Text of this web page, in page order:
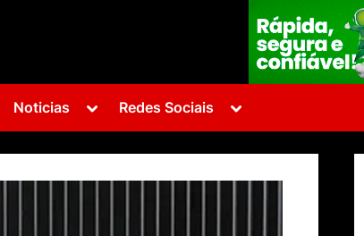
Noticias
Toggle
menu
Redes Sociais
Toggle
menu